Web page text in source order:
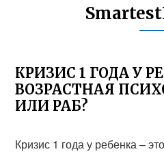
КРИЗИС 1 ГОДА У
ВОЗРАСТНАЯ
ИЛИ РАБ?
Кризис 1 года у ребенка –